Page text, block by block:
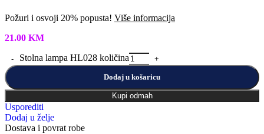
Požuri i osvoji 20% popusta! Više informacija
21.00 KM
Stolna lampa HL028 količina
Dodaj u košaricu
Kupi odmah
Usporediti
Dodaj u želje
Dostava i povrat robe